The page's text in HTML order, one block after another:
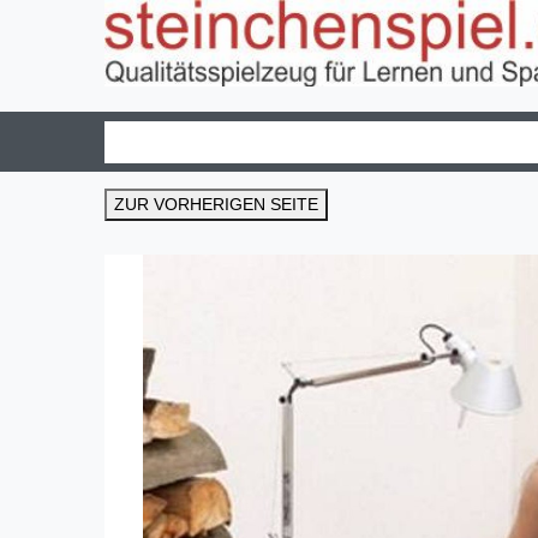
ZUR VORHERIGEN SEITE